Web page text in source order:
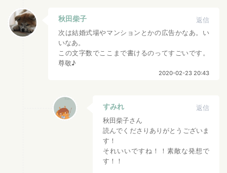
秋田柴子
返信
次は結婚式場やマンションとかの広告かなあ。い
いなあ。
この文字数でここまで書けるのってすごいです。
尊敬♪
2020-02-23 20:43
すみれ
返信
秋田柴子さん
読んでくださりありがとうございま
す！
それいいですね！！素敵な発想で
す！！